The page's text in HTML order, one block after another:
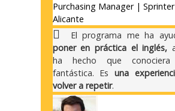
Purchasing Manager |
Alicante
El programa me ha
poner en práctica el inglés,
ha hecho que conociera
fantástica. Esuna
volver a repetir.